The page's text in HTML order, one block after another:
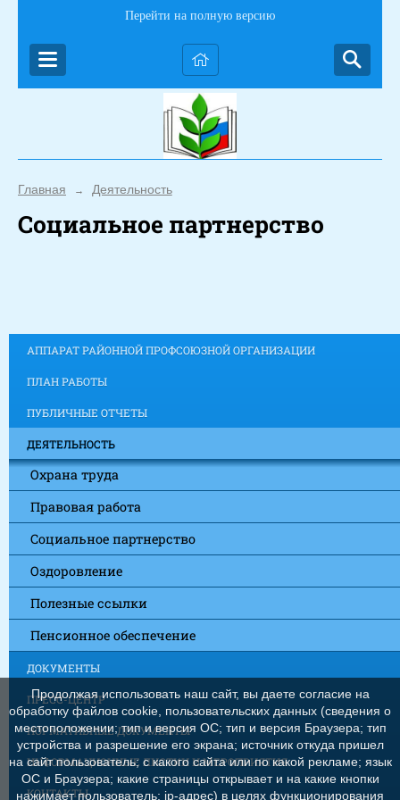
Перейти на полную версию
Главная → Деятельность
Социальное партнерство
АППАРАТ РАЙОННОЙ ПРОФСОЮЗНОЙ ОРГАНИЗАЦИИ
ПЛАН РАБОТЫ
ПУБЛИЧНЫЕ ОТЧЕТЫ
ДЕЯТЕЛЬНОСТЬ
Охрана труда
Правовая работа
Социальное партнерство
Оздоровление
Полезные ссылки
Пенсионное обеспечение
ДОКУМЕНТЫ
ПРЕСС-ЦЕНТР
НОРМАТИВНЫЕ ДОКУМЕНТЫ
ИНФОРМАЦИОННЫЕ ЛИСТКИ И МЕРОПРИЯТИЯ
КОНТАКТЫ
Продолжая использовать наш сайт, вы даете согласие на
обработку файлов cookie, пользовательских данных (сведения о
местоположении; тип и версия ОС; тип и версия Браузера; тип
устройства и разрешение его экрана; источник откуда пришел
на сайт пользователь; с какого сайта или по какой рекламе; язык
ОС и Браузера; какие страницы открывает и на какие кнопки
нажимает пользователь; ip-адрес) в целях функционирования